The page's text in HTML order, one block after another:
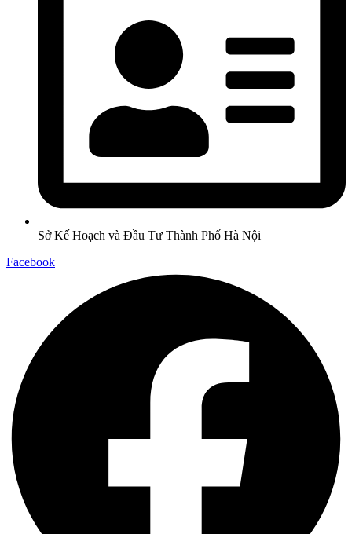
Sở Kế Hoạch và Đầu Tư Thành Phố Hà Nội
Facebook